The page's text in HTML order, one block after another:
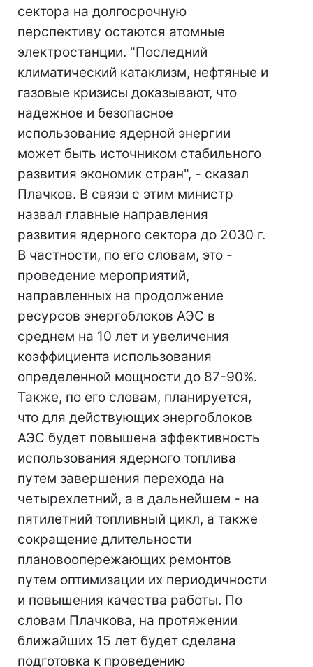
сектора на долгосрочную
перспективу остаются атомные
электростанции. "Последний
климатический катаклизм, нефтяные и
газовые кризисы доказывают, что
надежное и безопасное
использование ядерной энергии
может быть источником стабильного
развития экономик стран", - сказал
Плачков. В связи с этим министр
назвал главные направления
развития ядерного сектора до 2030 г.
В частности, по его словам, это -
проведение мероприятий,
направленных на продолжение
ресурсов энергоблоков АЭС в
среднем на 10 лет и увеличения
коэффициента использования
определенной мощности до 87-90%.
Также, по его словам, планируется,
что для действующих энергоблоков
АЭС будет повышена эффективность
использования ядерного топлива
путем завершения перехода на
четырехлетний, а в дальнейшем - на
пятилетний топливный цикл, а также
сокращение длительности
плановоопережающих ремонтов
путем оптимизации их периодичности
и повышения качества работы. По
словам Плачкова, на протяжении
ближайших 15 лет будет сделана
подготовка к проведению